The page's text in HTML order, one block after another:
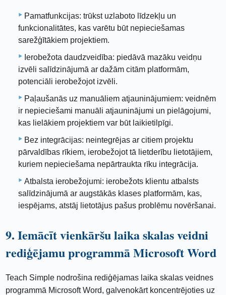
Pamatfunkcijas: trūkst uzlaboto līdzekļu un
funkcionalitātes, kas varētu būt nepieciešamas
sarežģītākiem projektiem.
Ierobežota daudzveidība: piedāvā mazāku veidņu
izvēli salīdzinājumā ar dažām citām platformām,
potenciāli ierobežojot izvēli.
Paļaušanās uz manuāliem atjauninājumiem: veidnēm
ir nepieciešami manuāli atjauninājumi un pielāgojumi,
kas lielākiem projektiem var būt laikietilpīgi.
Bez integrācijas: neintegrējas ar citiem projektu
pārvaldības rīkiem, ierobežojot tā lietderību lietotājiem,
kuriem nepieciešama nepārtraukta rīku integrācija.
Atbalsta ierobežojumi: ierobežots klientu atbalsts
salīdzinājumā ar augstākās klases platformām, kas,
iespējams, atstāj lietotājus pašus problēmu novēršanai.
9. Iemācīt vienkāršu laika skalas veidni
rediģējamu programmā Microsoft Word
Teach Simple nodrošina rediģējamas laika skalas veidnes
programmā Microsoft Word, galvenokārt koncentrējoties uz